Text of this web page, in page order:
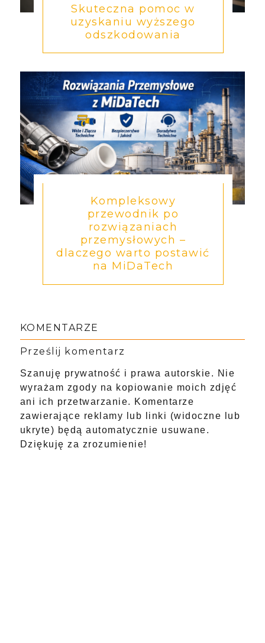
Skuteczna pomoc w
uzyskaniu wyższego
odszkodowania
Kompleksowy
przewodnik po
rozwiązaniach
przemysłowych –
dlaczego warto postawić
na MiDaTech
KOMENTARZE
Prześlij komentarz
Szanuję prywatność i prawa autorskie. Nie
wyrażam zgody na kopiowanie moich zdjęć
ani ich przetwarzanie. Komentarze
zawierające reklamy lub linki (widoczne lub
ukryte) będą automatycznie usuwane.
Dziękuję za zrozumienie!